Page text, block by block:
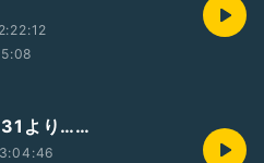
より……